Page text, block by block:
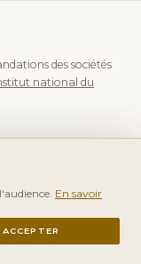
des sociétés
national du
PRENDRE RDV
En savoir
ACCEPTER